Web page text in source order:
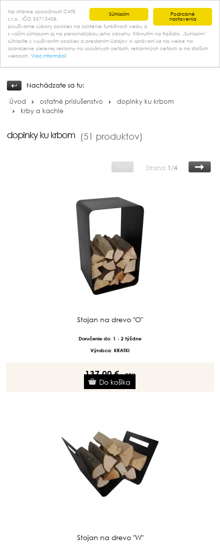
Podrobné
nastavenia
Súhlasím
Na stránke spoločnosti CATE
s.r.o., IČO 55713408,
používame súbory cookies na zaistenie funkčnosti webu a
s vaším súhlasom aj na personalizáciu jeho obsahu. Kliknutím na tlačidlo „Súhlasím“
súhlasíte s využívaním cookies a predaním údajov o správaní sa na webe na
zobrazenie cielenej reklamy na sociálnych sieťach, reklamných sieťach a na ďalších
weboch. Viac informácií
kontakt
Nachádzate sa tu:
Úvod
ostatné príslušenstvo
doplnky ku krbom
krby a kachle
doplnky ku krbom (51 produktov)
Strana 1/4
Stojan na drevo "O"
Doručenie do: 1 - 2 týždne
Výrobca: KRATKI
137.00 €s DPH
Stojan na drevo "W"